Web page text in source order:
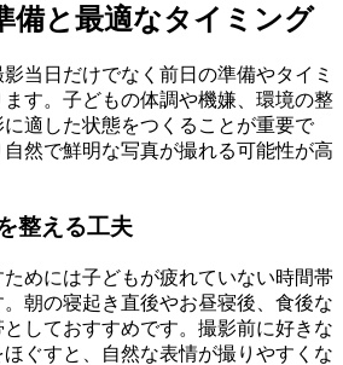
備と最適なタイミング
当日だけでなく前日の準備やタイミ
す。子どもの体調や機嫌、環境の整
適した状態をつくることが重要で
然で鮮明な写真が撮れる可能性が高
整える工夫
めには子どもが疲れていない時間帯
朝の寝起き直後やお昼寝後、食後な
しておすすめです。撮影前に好きな
ぐすと、自然な表情が撮りやすくな